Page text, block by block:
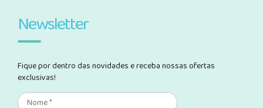
Newsletter
Fique por dentro das novidades e receba nossas ofertas
exclusivas!